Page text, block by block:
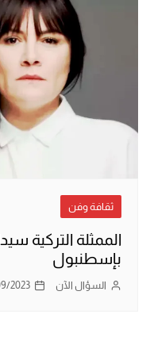
ثقافة وفن
الممثلة التركية
بإسطنبول
السؤال الآن 2023